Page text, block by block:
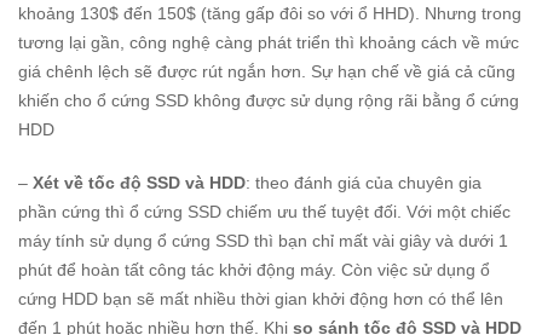
khoảng 130$ đến 150$ (tăng gấp đôi so với ổ HHD). Nhưng trong
tương lại gần, công nghệ càng phát triển thì khoảng cách về mức
giá chênh lệch sẽ được rút ngắn hơn. Sự hạn chế về giá cả cũng
khiến cho ổ cứng SSD không được sử dụng rộng rãi bằng ổ cứng
HDD
– Xét về tốc độ SSD và HDD: theo đánh giá của chuyên gia
phần cứng thì ổ cứng SSD chiếm ưu thế tuyệt đối. Với một chiếc
máy tính sử dụng ổ cứng SSD thì bạn chỉ mất vài giây và dưới 1
phút để hoàn tất công tác khởi động máy. Còn việc sử dụng ổ
cứng HDD bạn sẽ mất nhiều thời gian khởi động hơn có thể lên
đến 1 phút hoặc nhiều hơn thế. Khi so sánh tốc độ SSD và HDD